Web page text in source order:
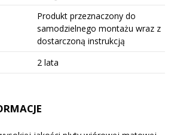
Produkt przeznaczony do
samodzielnego montażu wraz z
dostarczoną instrukcją
2 lata